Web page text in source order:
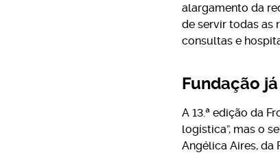
alargamento da
de servir todas as
consultas e
Fundação
A 13.ª edição da
logística”, mas o
Angélica Aires, da